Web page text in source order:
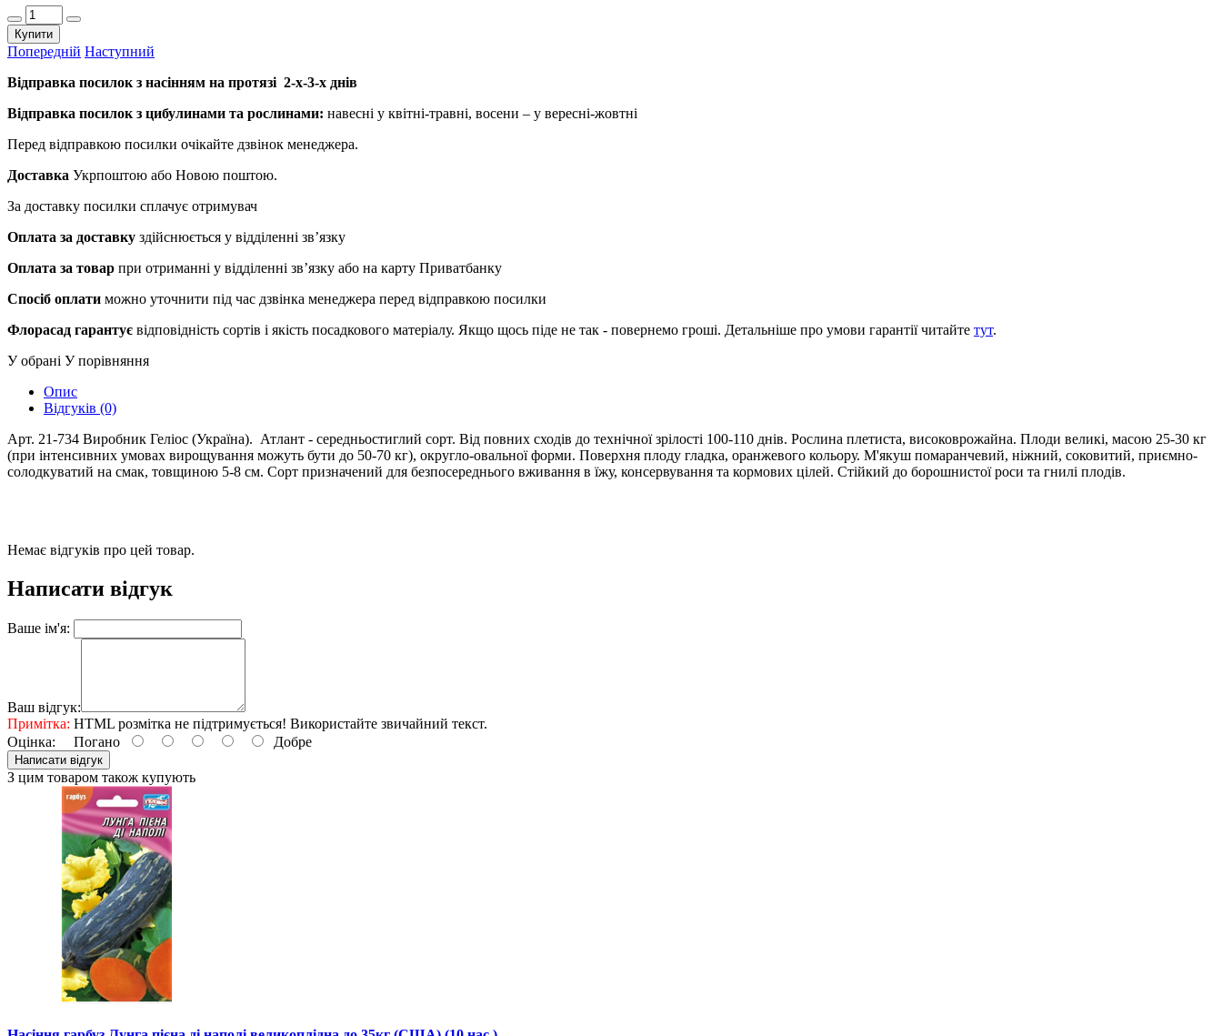
Купити
Попередній Наступний
Відправка посилок з насінням на протязі 2-х-3-х днів
Відправка посилок з цибулинами та рослинами: навесні у квітні-травні, восени – у вересні-жовтні
Перед відправкою посилки очікайте дзвінок менеджера.
Доставка Укрпоштою або Новою поштою.
За доставку посилки сплачує отримувач
Оплата за доставку здійснюється у відділенні зв’язку
Оплата за товар при отриманні у відділенні зв’язку або на карту Приватбанку
Спосіб оплати можно уточнити під час дзвінка менеджера перед відправкою посилки
Флорасад гарантує відповідність сортів і якість посадкового матеріалу. Якщо щось піде не так - повернемо гроші. Детальніше про умови гарантії читайте тут.
У обрані У порівняння
Опис
Відгуків (0)
Арт. 21-734 Виробник Геліос (Україна). Атлант - середньостиглий сорт. Від повних сходів до технічної зрілості 100-110 днів. Рослина плетиста, високоврожайна. Плоди великі, масою 25-30 кг
(при інтенсивних умовах вирощування можуть бути до 50-70 кг), округло-овальної форми. Поверхня плоду гладка, оранжевого кольору. М'якуш помаранчевий, ніжний, соковитий, приємно-
солодкуватий на смак, товщиною 5-8 см. Сорт призначений для безпосереднього вживання в їжу, консервування та кормових цілей. Стійкий до борошнистої роси та гнилі плодів.
Немає відгуків про цей товар.
Написати відгук
Ваше ім'я:
Ваш відгук:
Примітка: HTML розмітка не підтримується! Використайте звичайний текст.
Оцінка: Погано Добре
Написати відгук
З цим товаром також купують